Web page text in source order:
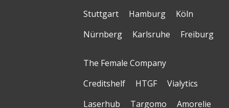
Stuttgart
Hamburg
Köln
Nürnberg
Karlsruhe Freiburg
The Female Company
Creditshelf
HTGF
Vialytics
Laserhub
Targomo
Amorelie